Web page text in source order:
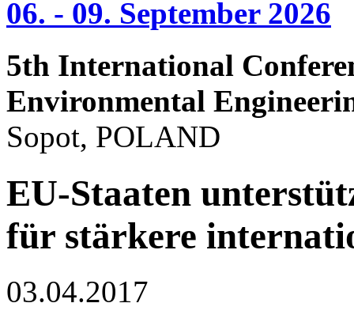
06. - 09. September 2026
5th International
Environmental
Sopot, POLAND
EU-Staaten
für stärkere
03.04.2017